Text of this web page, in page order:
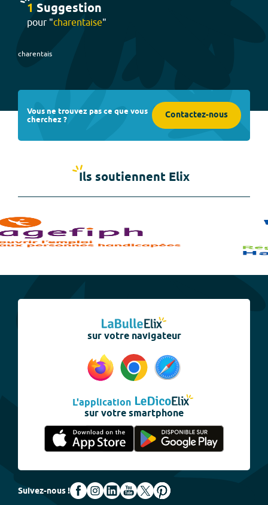
1 Suggestion
pour "charentaise"
charentais
Vous ne trouvez pas ce que vous
cherchez ? Contactez-nous
Ils soutiennent Elix
sur votre navigateur
L'application
sur votre smartphone
Suivez-nous !